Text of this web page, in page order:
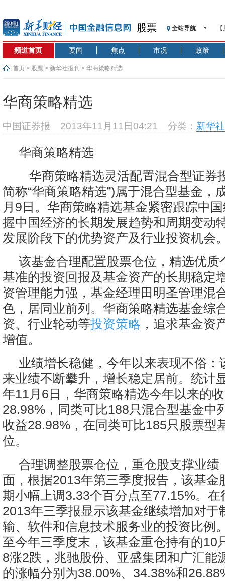
股票 全站导航
记
沥
频道首页 要闻 焦点 市况 政策
首页 > 股票 > 新华社报刊 > 华商策略精选
华商策略精选
中国证券报 2013年11月11日04:21 分类： 新华
华商策略精选
华商策略精选灵活配置混合型证券
简称“华商策略精选”)属于混合型基金，
月9日。华商策略精选基金紧密跟踪中
握中国经济的长期发展趋势和周期变动
发展阶段下的优势资产及行业投资机会
该基金合理配置股票仓位，精选优质
基准的投资回报及基金资产的长期稳定
资管理能力强，基金经理田明圣管理混
色，居同业前列。华商策略精选基金综
资、行业轮动等投资策略 ，追求基金资
增值。
业绩增长稳健，今年以来表现不俗：
来业绩不断攀升，增长稳定居前。统计
年11月6日，华商策略精选今年以来的
28.98%，同类可比188只混合型基金中
收益28.98%，在同类可比185只股票型
位。
合理调整股票仓位，重仓股支撑业绩
面，根据2013年第三季度报告，该基金
期小幅上调3.33个百分点至77.15%。在
2013年三季报显示该基金继续增加对于
输、软件和信息技术服务业的投资比例
至今年三季度末，该基金重仓持有的10
8涨2跌，兆驰股份、亚盛集团和广汇能
的涨幅分别为38.00%、34.38%和